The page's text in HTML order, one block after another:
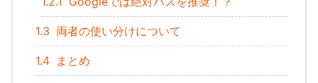
1.3 両者の使い分けについて
1.4 まとめ